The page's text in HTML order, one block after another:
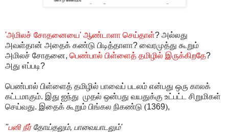
'அமிலச் சோதனையை' ஆண்டாளா செய்தாள்? அல்லது
அவள்தான் அதைக் கண்டு பிடித்தாளா? வைரமுத்து கூறும்
அமிலச் சோதனை, பெண்பால் பிள்ளைத் தமிழில் இருக்கிறதே?
அது எப்படி?
பெண்பால் பிள்ளைத் தமிழில் பாவைப் படலம் என்பது ஒரு காலக்
கட்டமாகும். இது ஐந்து முதல் ஒன்பது வயதுக்கு உட்பட்ட சிறுமிகள்
செய்வது. இதைக் கூறும் பிங்கல நிகண்டு (1369),
"பனி நீர்தோய்தலும், பாவையாடலும்'